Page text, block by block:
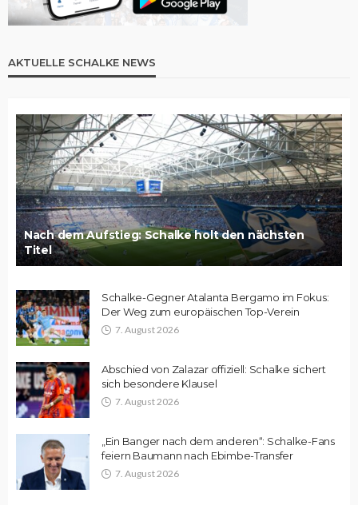
AKTUELLE SCHALKE NEWS
Nach dem Aufstieg: Schalke holt den nächsten
Titel
Schalke-Gegner Atalanta Bergamo im Fokus:
Der Weg zum europäischen Top-Verein
7. August 2026
Abschied von Zalazar offiziell: Schalke sichert
sich besondere Klausel
7. August 2026
„Ein Banger nach dem anderen“: Schalke-Fans
feiern Baumann nach Ebimbe-Transfer
7. August 2026